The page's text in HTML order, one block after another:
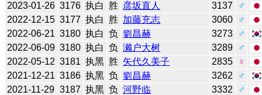
2023-01-26 3176 执白 胜 彦坂直人 3137
♂
2022-12-15 3177 执白 胜 加藤充志 3060
♂
2022-06-21 3180 执白 负 劉昌赫 3273
♂
2022-06-09 3180 执白 负 濑户大树 3289
♂
2022-05-12 3181 执黑 胜 矢代久美子 2835
♀
2021-12-21 3186 执黑 负 劉昌赫 3262
♂
2021-11-29 3187 执黑 负 河野临 3332
♂